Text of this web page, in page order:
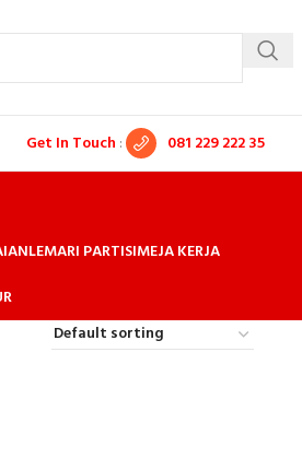
Get In Touch : 081 229 222 35
LEMARI PARTISIMEJA KERJA